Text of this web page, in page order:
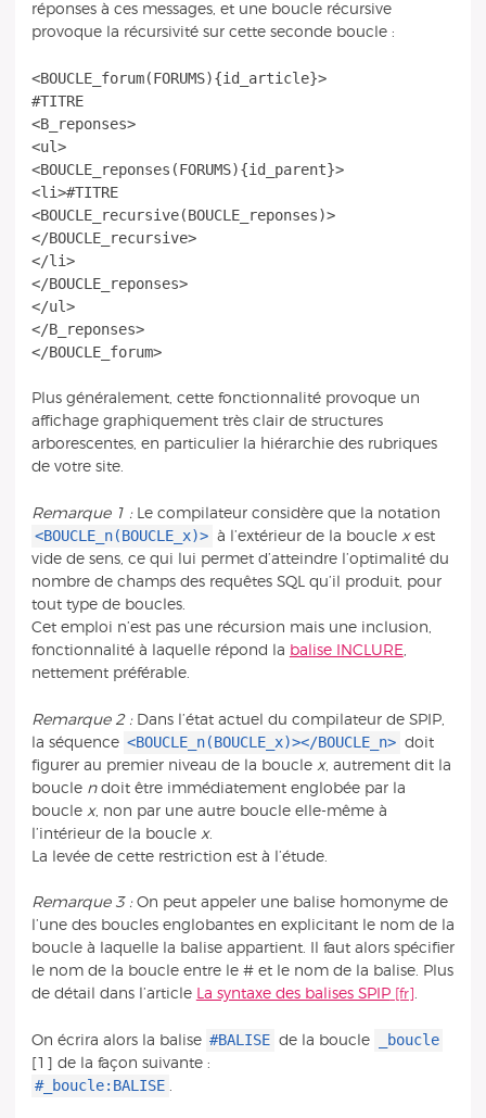
réponses à ces messages, et une boucle récursive
provoque la récursivité sur cette seconde boucle :
<BOUCLE_forum(FORUMS){id_article}>
#TITRE
<B_reponses>
<ul>
<BOUCLE_reponses(FORUMS){id_parent}>
<li>#TITRE
<BOUCLE_recursive(BOUCLE_reponses)>
</BOUCLE_recursive>
</li>
</BOUCLE_reponses>
</ul>
</B_reponses>
</BOUCLE_forum>
Plus généralement, cette fonctionnalité provoque un
affichage graphiquement très clair de structures
arborescentes, en particulier la hiérarchie des rubriques
de votre site.
Remarque 1 :Le compilateur considère que la notation
<BOUCLE_n(BOUCLE_x)> à l’extérieur de la boucle xest
vide de sens, ce qui lui permet d’atteindre l’optimalité du
nombre de champs des requêtes SQL qu’il produit, pour
tout type de boucles.
Cet emploi n’est pas une récursion mais une inclusion,
fonctionnalité à laquelle répond la balise INCLURE,
nettement préférable.
Remarque 2 :Dans l’état actuel du compilateur de SPIP,
la séquence <BOUCLE_n(BOUCLE_x)></BOUCLE_n> doit
figurer au premier niveau de la boucle x, autrement dit la
boucle ndoit être immédiatement englobée par la
boucle x, non par une autre boucle elle-même à
l’intérieur de la boucle x.
La levée de cette restriction est à l’étude.
Remarque 3 :On peut appeler une balise homonyme de
l’une des boucles englobantes en explicitant le nom de la
boucle à laquelle la balise appartient. Il faut alors spécifier
le nom de la boucle entre le # et le nom de la balise. Plus
de détail dans l’article La syntaxe des balises SPIP .
On écrira alors la balise #BALISE de la boucle _boucle
[1] de la façon suivante :
#_boucle:BALISE